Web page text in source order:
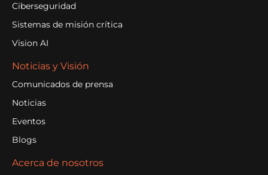
Ciberseguridad
Sistemas de misión crítica
Vision AI
Noticias y Visión
Comunicados de prensa
Noticias
Eventos
Blogs
Acerca de nosotros